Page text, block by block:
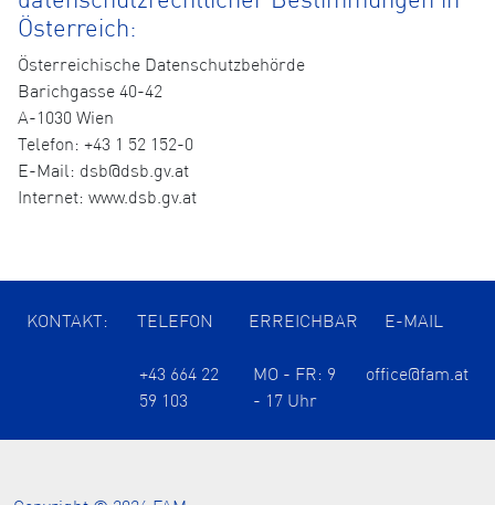
Österreich:
Österreichische Datenschutzbehörde
Barichgasse 40-42
A-1030 Wien
Telefon: +43 1 52 152-0
E-Mail: dsb@dsb.gv.at
Internet: www.dsb.gv.at
KONTAKT: TELEFON ERREICHBAR E-MAIL
+43 664 22
59 103
MO - FR: 9
- 17 Uhr
office@fam.at